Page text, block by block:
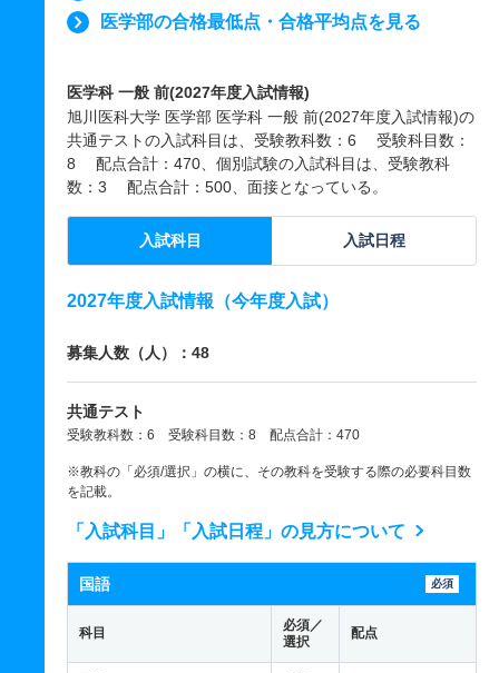
医学部の合格最低点・合格平均点を見る
医学科 一般 前(2027年度入試情報)
旭川医科大学 医学部 医学科 一般 前(2027年度入試情報)の
共通テストの入試科目は、受験教科数：6 受験科目数：
8 配点合計：470、個別試験の入試科目は、受験教科
数：3 配点合計：500、面接となっている。
入試科目 入試日程
2027年度入試情報（今年度入試）
募集人数（人）：48
共通テスト
受験教科数：6 受験科目数：8 配点合計：470
※教科の「必須/選択」の横に、その教科を受験する際の必要科目数
を記載。
「入試科目」「入試日程」の見方について
国語 必須
科目
必須／
選択
配点